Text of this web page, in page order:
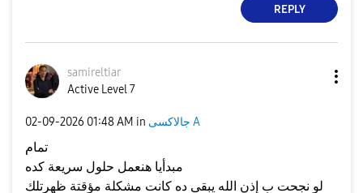
REPLY
samireltiar
Active Level 7
‎02-09-2026 01:48 AM in جالاكسى A
تمام
مبدأيا هنعمل حلول سريعة كده
لو نجحت ب إذن الله يبقى ده كانت مشكلة مؤقتة ظهرتلك